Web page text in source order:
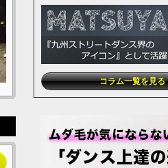
コラム一覧を見る